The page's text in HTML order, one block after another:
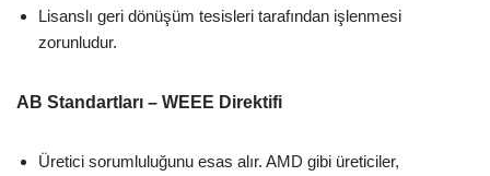
Lisanslı geri dönüşüm tesisleri tarafından işlenmesi
zorunludur.
AB Standartları – WEEE Direktifi
Üretici sorumluluğunu esas alır. AMD gibi üreticiler,